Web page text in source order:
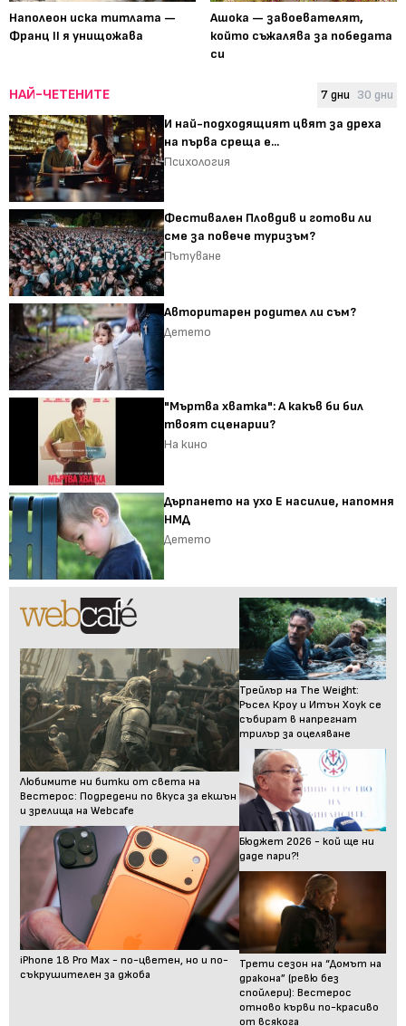
Наполеон иска титлата —
Франц II я унищожава
Ашока — завоевателят,
който съжалява за победата
си
НАЙ-ЧЕТЕНИТЕ 7 дни 30 дни
И най-подходящият цвят за дреха
на първа среща е...
Психология
Фестивален Пловдив и готови ли
сме за повече туризъм?
Пътуване
Авторитарен родител ли съм?
Детето
"Мъртва хватка": А какъв би бил
твоят сценарии?
На кино
Дърпането на ухо Е насилие, напомня
НМД
Детето
Любимите ни битки от света на
Вестерос: Подредени по вкуса за екшън
и зрелища на Webcafe
iPhone 18 Pro Max - по-цветен, но и по-
съкрушителен за джоба
Трейлър на The Weight:
Ръсел Кроу и Итън Хоук се
събират в напрегнат
трилър за оцеляване
Бюджет 2026 - кой ще ни
даде пари?!
Трети сезон на “Домът на
дракона” (ревю без
спойлери): Вестерос
отново кърви по-красиво
от всякога